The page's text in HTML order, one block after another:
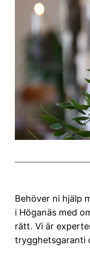
Behöver ni hjälp
i Höganäs med
rätt. Vi är
trygghetsgaranti